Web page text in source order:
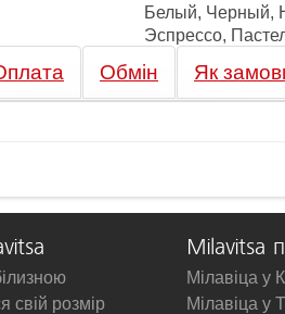
Белый, Черный,
Эспрессо,
Обмін Як
свій розмір
Milavitsa
Мілавіца у
Мілавіца у